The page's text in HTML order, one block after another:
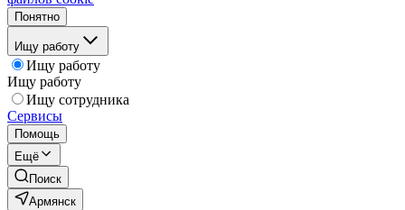
Понятно
Ищу работу
Ищу работу
Ищу работу
Ищу сотрудника
Сервисы
Помощь
Ещё
Поиск
Армянск